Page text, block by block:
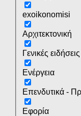
exoikonomisi
Αρχιτεκτονική
Γενικές ειδήσεις
Ενέργεια
Επενδυτικά -
Εφορία